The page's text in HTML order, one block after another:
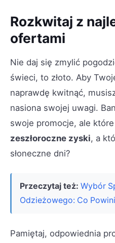
Rozkwitaj z
ofertami
Nie daj się zmylić
świeci, to złoto. Aby
naprawdę kwitnąć,
nasiona swojej uwagi.
swoje promocje, ale
zeszłoroczne zyski, a
słoneczne dni?
Przeczytaj też: Wybór
Odzieżowego: Co
Pamiętaj, odpowiednia